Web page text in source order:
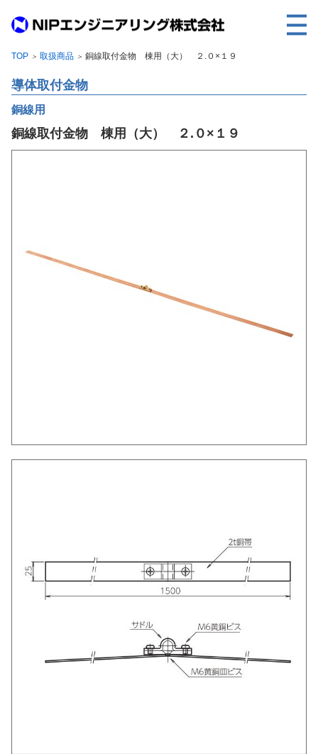
事業内容
各種実績
建設サイト・シリーズの
TOP ＞ 取扱商品 ＞ 銅線取付金物 棟用（大） ２.０×１９
導体取付金物
銅線用
銅線取付金物 棟用（大） ２.０×１９